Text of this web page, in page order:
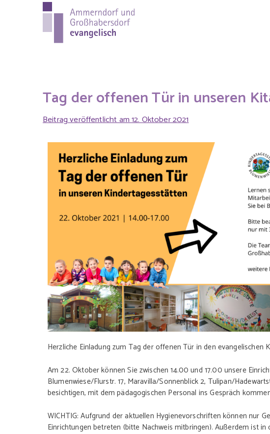
Evang.-Luth. Pfarrei
Tag der offenen Tür in unseren
Beitrag veröffentlicht am12. Oktober 2021
Herzliche Einladung zum Tag der offenen Tür in den
Am 22. Oktober können Sie zwischen 14.00 und 17.00 unsere
Blumenwiese/Flurstr. 17, Maravilla/Sonnenblick 2, Tulipan/
besichtigen, mit dem pädagogischen Personal ins Gespräch
WICHTIG: Aufgrund der aktuellen Hygienevorschriften können nur
Einrichtungen betreten (bitte Nachweis mitbringen). Außerdem ist